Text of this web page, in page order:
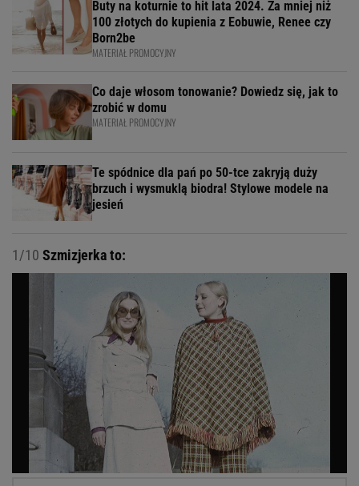
Buty na koturnie to hit lata 2024. Za mniej niż
100 złotych do kupienia z Eobuwie, Renee czy
Born2be
MATERIAŁ PROMOCYJNY
Co daje włosom tonowanie? Dowiedz się, jak to
zrobić w domu
MATERIAŁ PROMOCYJNY
Te spódnice dla pań po 50-tce zakryją duży
brzuch i wysmuklą biodra! Stylowe modele na
jesień
1/10 Szmizjerka to: